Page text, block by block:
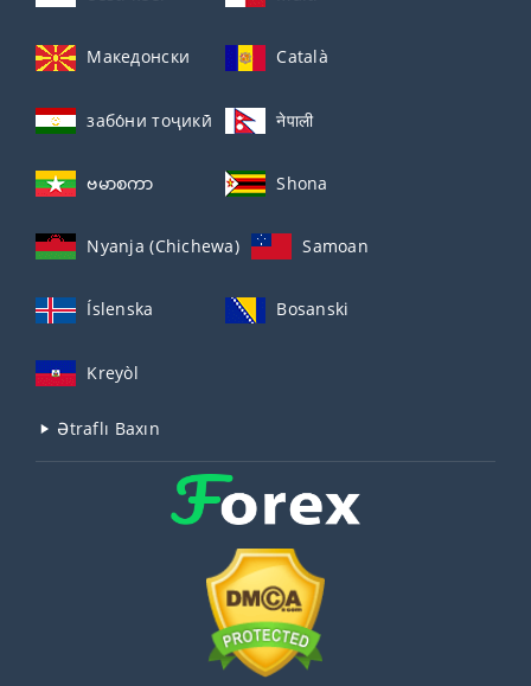
Македонски Català
забо́ни тоҷикӣ́ नेपाली
ဗမာစကာ Shona
Nyanja (Chichewa) Samoan
Íslenska Bosanski
Kreyòl
Ətraflı Baxın